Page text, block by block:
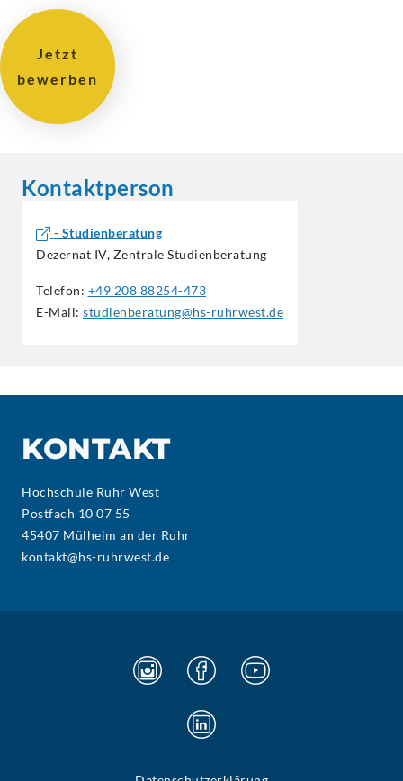
Jetzt
bewerben
Kontaktperson
- Studienberatung
Dezernat IV, Zentrale Studienberatung
Telefon: +49 208 88254-473
E-Mail: studienberatung@hs-ruhrwest.de
KONTAKT
Hochschule Ruhr West
Postfach 10 07 55
45407 Mülheim an der Ruhr
kontakt@hs-ruhrwest.de